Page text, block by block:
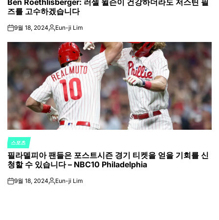
IN
Ben Roethlisberger: 러셀 윌슨이 건강하더라도 저스틴 필
즈를 고수하겠습니다
on9월 18, 2024Posted
Eun-ji Lim
POSTED
IN
스포츠
필라델피아 팬들은 포스트시즌 경기 티켓을 얻을 기회를 신
청할 수 있습니다 – NBC10 Philadelphia
on9월 18, 2024Posted
Eun-ji Lim